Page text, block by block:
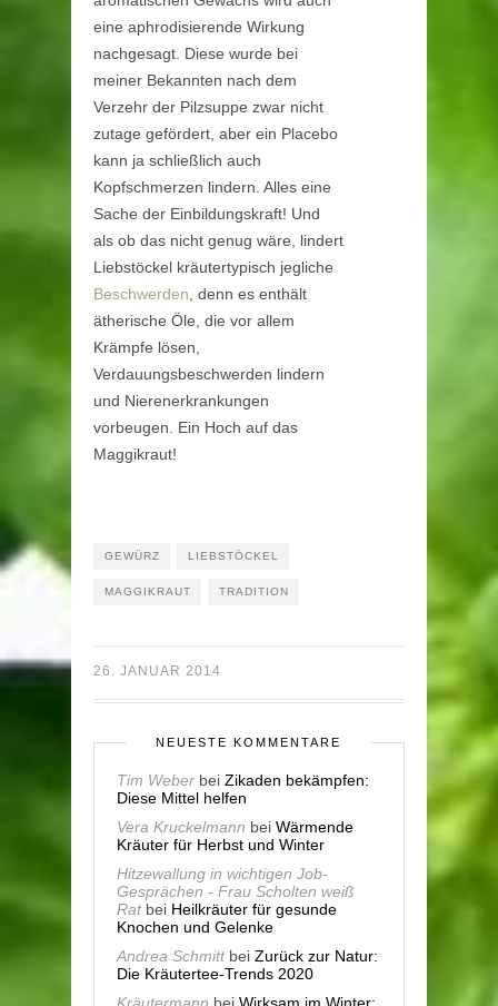
eine aphrodisierende Wirkung
nachgesagt. Diese wurde bei
meiner Bekannten nach dem
Verzehr der Pilzsuppe zwar nicht
zutage gefördert, aber ein Placebo
kann ja schließlich auch
Kopfschmerzen lindern. Alles eine
Sache der Einbildungskraft! Und
als ob das nicht genug wäre, lindert
Liebstöckel kräutertypisch jegliche
Beschwerden , denn es enthält
ätherische Öle, die vor allem
Krämpfe lösen,
Verdauungsbeschwerden lindern
und Nierenerkrankungen
vorbeugen. Ein Hoch auf das
Maggikraut!
GEWÜRZ LIEBSTÖCKEL
MAGGIKRAUT TRADITION
26. JANUAR 2014
NEUESTE KOMMENTARE
Tim Weber bei Zikaden bekämpfen:
Diese Mittel helfen
Vera Kruckelmann bei Wärmende
Kräuter für Herbst und Winter
Hitzewallung in wichtigen Job-
Gesprächen - Frau Scholten weiß
Ratbei Heilkräuter für gesunde
Knochen und Gelenke
Andrea Schmittbei Zurück zur Natur:
Die Kräutertee-Trends 2020
Kräutermann bei Wirksam im Winter: